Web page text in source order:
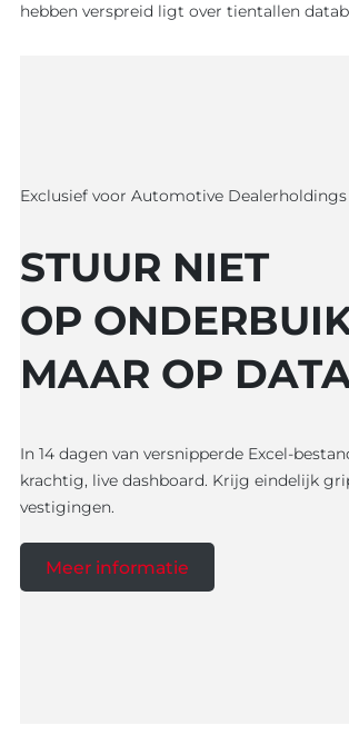
hebben verspreid ligt over tientallen
Exclusief voor Automotive Dealerholdings
STUUR NIET
OP
MAAR OP
In 14 dagen van versnipperde Excel-
krachtig, live dashboard. Krijg eindelijk
vestigingen.
Meer informatie